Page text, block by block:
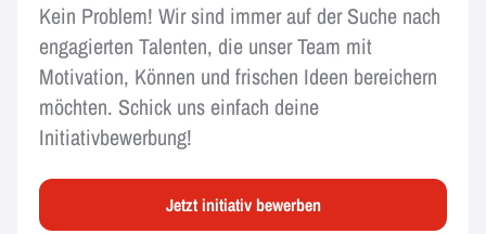
Kein Problem! Wir sind immer auf der Suche nach
engagierten Talenten, die unser Team mit
Motivation, Können und frischen Ideen bereichern
möchten. Schick uns einfach deine
Initiativbewerbung!
Jetzt initiativ bewerben